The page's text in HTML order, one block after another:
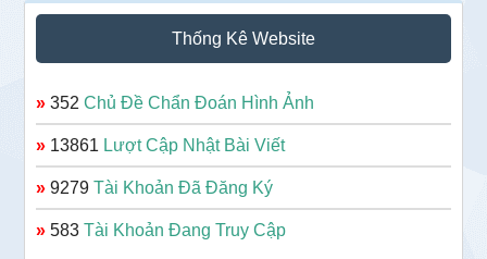
Thống Kê Website
» 352Chủ Đề Chẩn Đoán Hình Ảnh
» 13861 Lượt Cập Nhật Bài Viết
» 9279Tài Khoản Đã Đăng Ký
» 583Tài Khoản Đang Truy Cập